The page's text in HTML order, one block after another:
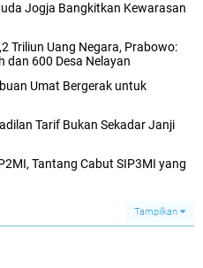
Jogja Bangkitkan Kewarasan
Triliun Uang Negara, Prabowo:
dan 600 Desa Nelayan
Umat Bergerak untuk
Tarif Bukan Sekadar Janji
Tantang Cabut SIP3MI yang
Tampilkan